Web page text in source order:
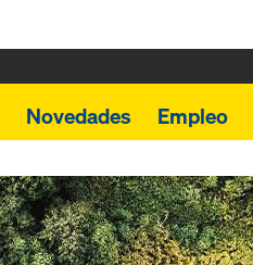
Novedades Empleo